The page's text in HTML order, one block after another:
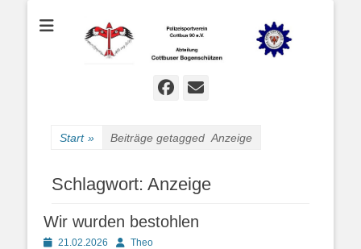
Cottbuser
Bogenschützen
Bogenschießen in Cottbus
Facebook
E-
Start » Beiträge getagged Anzeige
Schlagwort: Anzeige
Wir wurden bestohlen
Posted21.02.2026 AutorTheo